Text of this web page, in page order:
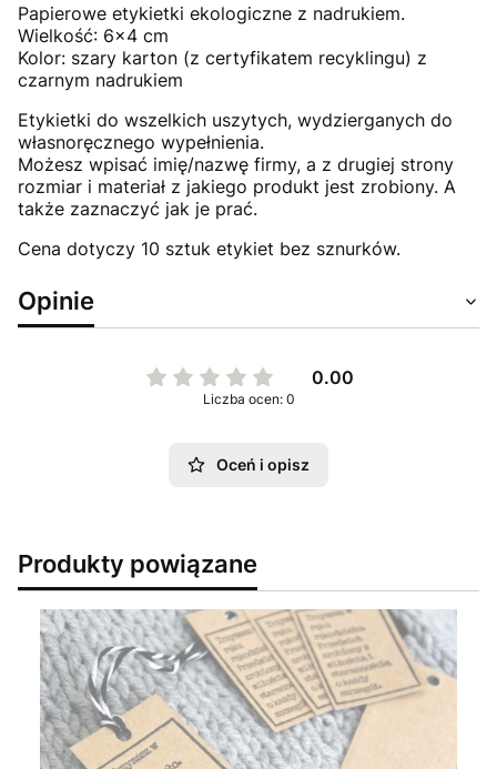
Papierowe etykietki ekologiczne z nadrukiem.
Wielkość: 6x4 cm
Kolor: szary karton (z certyfikatem recyklingu) z
czarnym nadrukiem
Etykietki do wszelkich uszytych, wydzierganych do
własnoręcznego wypełnienia.
Możesz wpisać imię/nazwę firmy, a z drugiej strony
rozmiar i materiał z jakiego produkt jest zrobiony. A
także zaznaczyć jak je prać.
Cena dotyczy 10 sztuk etykiet bez sznurków.
Opinie
0.00
Liczba ocen: 0
Oceń i opisz
Produkty powiązane